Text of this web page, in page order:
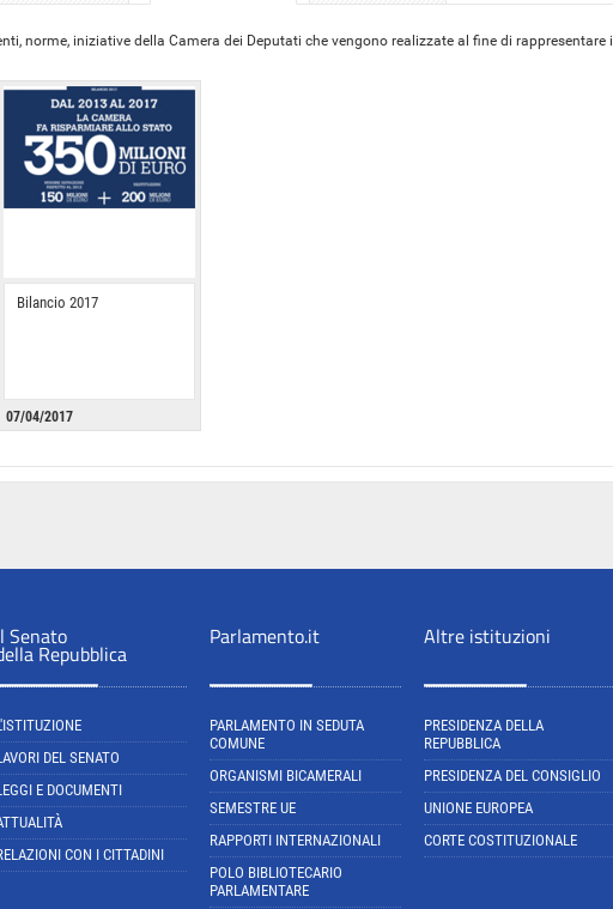
norme, iniziative della Camera dei Deputati che vengono realizzate al fine di rappresentare i
Bilancio 2017
07/04/2017
Senato
Repubblica
DEL SENATO
E DOCUMENTI
CON I CITTADINI
Parlamento.it
PARLAMENTO IN SEDUTA
COMUNE
ORGANISMI BICAMERALI
SEMESTRE UE
RAPPORTI INTERNAZIONALI
POLO BIBLIOTECARIO
PARLAMENTARE
Altre istituzioni
PRESIDENZA DELLA
REPUBBLICA
PRESIDENZA DEL CONSIGLIO
UNIONE EUROPEA
CORTE COSTITUZIONALE